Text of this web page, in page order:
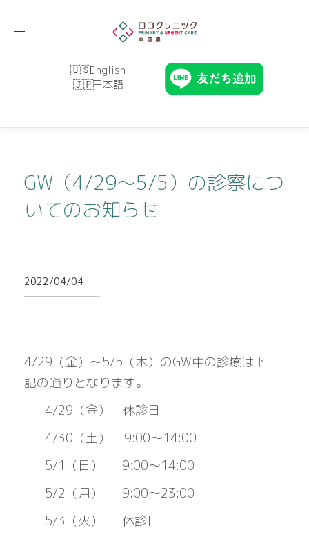
Toggle
English
日本語
GW（4/29～5/5）の診察につ
いてのお知らせ
2022/04/04
4/29（金）〜5/5（木）のGW中の診療は下
記の通りとなります。
4/29（金） 休診日
4/30（土） 9:00〜14:00
5/1（日） 9:00〜14:00
5/2（月） 9:00〜23:00
5/3（火） 休診日